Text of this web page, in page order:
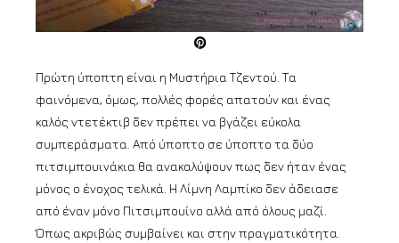
Πρώτη ύποπτη είναι η Μυστήρια Τζεντού. Τα
φαινόμενα, όμως, πολλές φορές απατούν και ένας
καλός ντετέκτιβ δεν πρέπει να βγάζει εύκολα
συμπεράσματα. Από ύποπτο σε ύποπτο τα δύο
πιτσιμπουινάκια θα ανακαλύψουν πως δεν ήταν ένας
μόνος ο ένοχος τελικά. Η Λίμνη Λαμπίκο δεν άδειασε
από έναν μόνο Πιτσιμπουίνο αλλά από όλους μαζί.
Όπως ακριβώς συμβαίνει και στην πραγματικότητα.